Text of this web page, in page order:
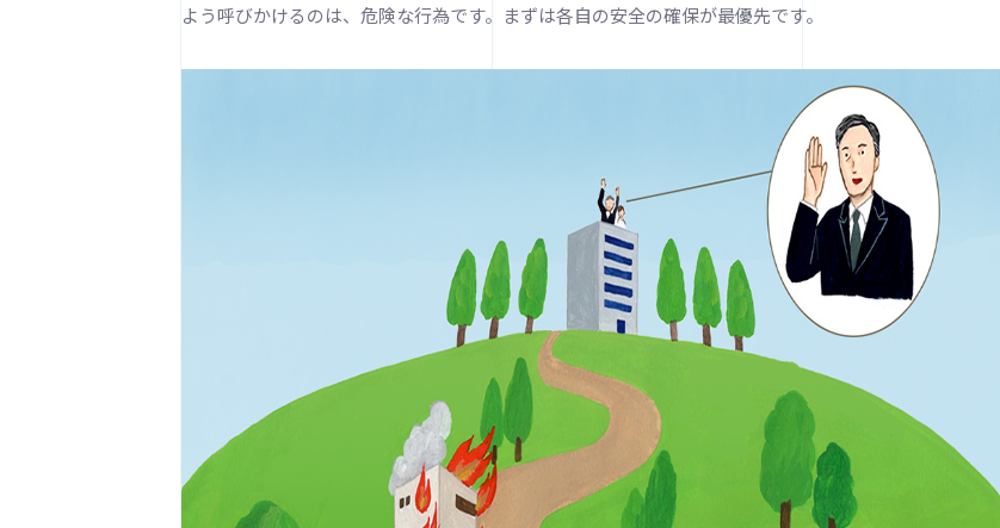
よう呼びかけるのは、危険な行為です。まずは各自の安全の確保が最優先です。